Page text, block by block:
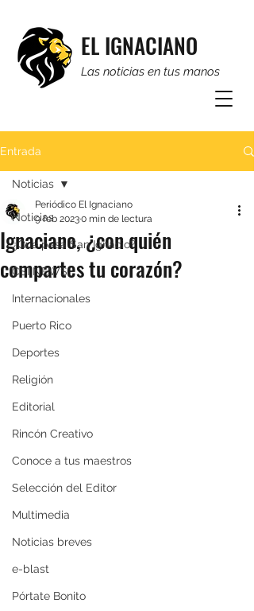
EL IGNACIANO
Las noticias en tus manos
Entrada
Noticias
¿Qué pasa San Ignacio?
CSI NEWS
Internacionales
Puerto Rico
Deportes
Religión
Editorial
Rincón Creativo
Conoce a tus maestros
Selección del Editor
Multimedia
Noticias breves
e-blast
Pórtate Bonito
Noticias
Ignaciano, ¿con quién
compartes tu corazón?
Periódico El Ignaciano
9 feb 20230 min de lectura